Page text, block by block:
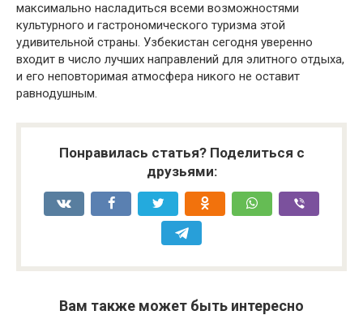
максимально насладиться всеми возможностями
культурного и гастрономического туризма этой
удивительной страны. Узбекистан сегодня уверенно
входит в число лучших направлений для элитного отдыха,
и его неповторимая атмосфера никого не оставит
равнодушным.
Понравилась статья? Поделиться с
друзьями:
Вам также может быть интересно